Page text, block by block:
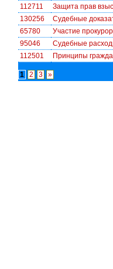
112711
Защита прав
130256
Судебные
65780
Участие
95046
Судебные
112501
Принципы
1 2 3 »